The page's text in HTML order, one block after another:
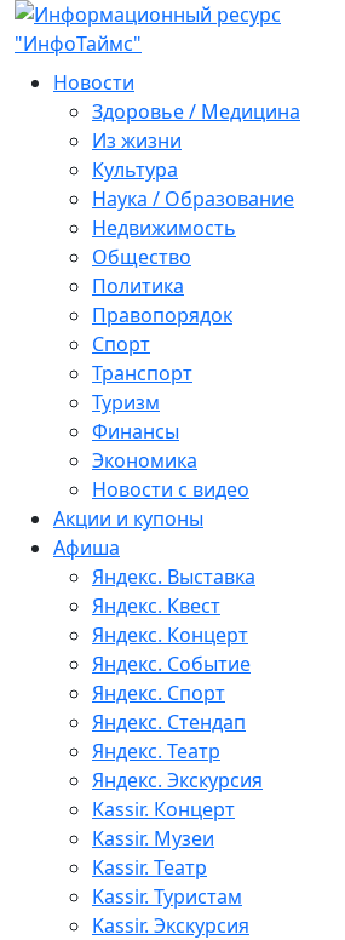
Новости
Здоровье / Медицина
Из жизни
Культура
Наука / Образование
Недвижимость
Общество
Политика
Правопорядок
Спорт
Транспорт
Туризм
Финансы
Экономика
Новости с видео
Акции и купоны
Афиша
Яндекс. Выставка
Яндекс. Квест
Яндекс. Концерт
Яндекс. Событие
Яндекс. Спорт
Яндекс. Стендап
Яндекс. Театр
Яндекс. Экскурсия
Kassir. Концерт
Kassir. Музеи
Kassir. Театр
Kassir. Туристам
Kassir. Экскурсия